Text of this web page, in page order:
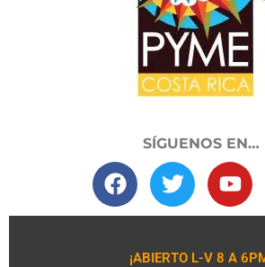
SÍGUENOS EN…
¡ABIERTO L-V 8 A